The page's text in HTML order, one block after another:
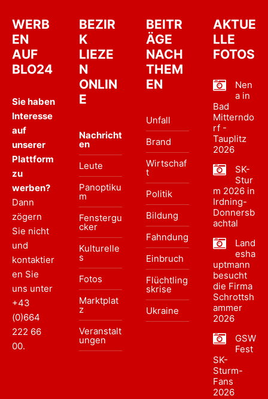
WERB
EN
AUF
BLO24
Sie haben
Interesse
auf
unserer
Plattform
zu
werben?
Dann
zögern
Sie nicht
und
kontaktier
en Sie
uns unter
+43
(0)664
222 66
00.
BEZIR
K
LIEZE
N
ONLIN
E
Nachricht
en
Leute
Panoptiku
m
Fenstergu
cker
Kulturelle
s
Fotos
Marktplat
z
Veranstalt
ungen
BEITR
ÄGE
NACH
THEM
EN
Unfall
Brand
Wirtschaf
t
Politik
Bildung
Fahndung
Einbruch
Flüchtling
skrise
Ukraine
AKTUE
LLE
FOTOS
Nen
a in
Bad
Mitterndo
rf -
Tauplitz
2026
SK-
Stur
m 2026 in
Irdning-
Donnersb
achtal
Land
esha
uptmann
besucht
die Firma
Schrottsh
ammer
2026
GSW
Fest
SK-
Sturm-
Fans
2026